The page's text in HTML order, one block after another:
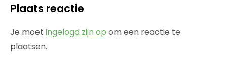
Plaats reactie
Je moet ingelogd zijn op om een reactie te
plaatsen.